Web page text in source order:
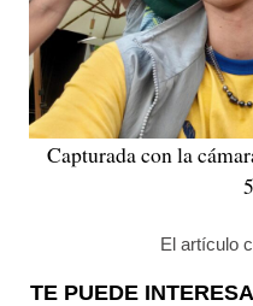
Capturada con la
El artículo
TE PUEDE